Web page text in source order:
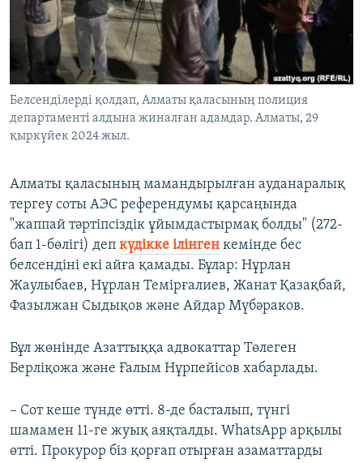
ЖАЗЫЛЫҢЫЗ
Басқа тілдерде
Белсенділерді қолдап, Алматы қаласының полиция
департаменті алдына жиналған адамдар. Алматы, 29
қыркүйек 2024 жыл.
Алматы қаласының мамандырылған ауданаралық
тергеу соты АЭС референдумы қарсаңында
"жаппай тәртіпсіздік ұйымдастырмақ болды" (272-
бап 1-бөлігі) деп күдікке ілінген кемінде бес
белсендіні екі айға қамады. Бұлар: Нұрлан
Жаулыбаев, Нұрлан Темірғалиев, Жанат Қазақбай,
Фазылжан Сыдықов және Айдар Мүбәраков.
Бұл жөнінде Азаттыққа адвокаттар Төлеген
Берліқожа және Ғалым Нұрпейісов хабарлады.
– Сот кеше түнде өтті. 8-де басталып, түнгі
шамамен 11-ге жуық аяқталды. WhatsApp арқылы
өтті. Прокурор біз қорғап отырған азаматтарды